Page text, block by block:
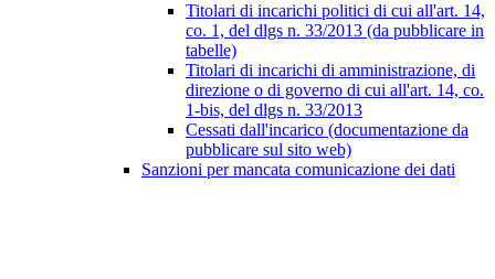
Titolari di incarichi politici di cui all'art. 14,
co. 1, del dlgs n. 33/2013 (da pubblicare in
tabelle)
Titolari di incarichi di amministrazione, di
direzione o di governo di cui all'art. 14, co.
1-bis, del dlgs n. 33/2013
Cessati dall'incarico (documentazione da
pubblicare sul sito web)
Sanzioni per mancata comunicazione dei dati